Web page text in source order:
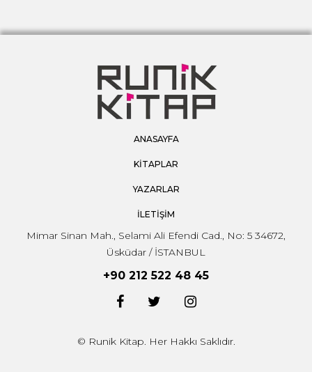
ANASAYFA
KİTAPLAR
YAZARLAR
İLETİŞİM
Mimar Sinan Mah., Selami Ali Efendi Cad., No: 5 34672,
Üsküdar / İSTANBUL
+90 212 522 48 45
© Runik Kitap. Her Hakkı Saklıdır.